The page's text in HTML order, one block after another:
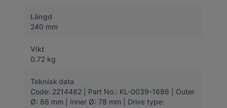
Längd
240 mm
Vikt
0.72 kg
Teknisk data
Code: 2214482 | Part No.: KL-0039-1686 | Outer
Ø: 86 mm | Inner Ø: 78 mm | Drive type: